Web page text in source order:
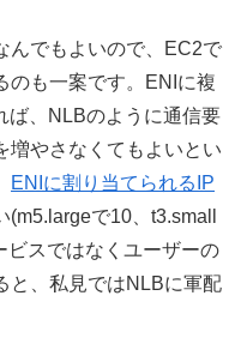
んでもよいので、EC2で
のも一案です。ENIに複
ば、NLBのように通信要
増やさなくてもよいとい
ENIに割り当てられるIP
(m5.largeで10、t3.small
ビスではなくユーザーの
と、私見ではNLBに軍配